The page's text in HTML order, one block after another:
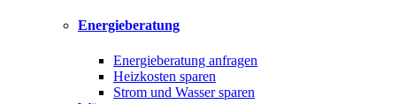
Energieberatung
Energieberatung anfragen
Heizkosten sparen
Strom und Wasser sparen